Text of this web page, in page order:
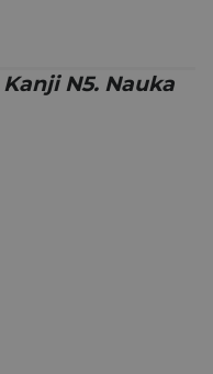
Kanji N5. Nauka